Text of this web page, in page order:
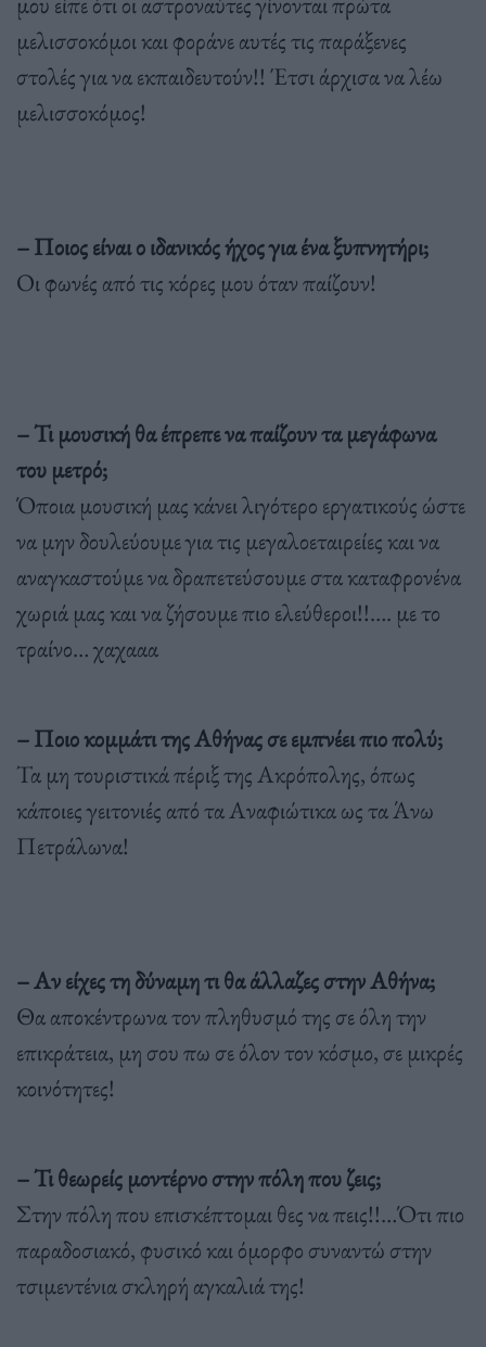
μελισσοκόμοι και φοράνε αυτές τις παράξενες
στολές για να εκπαιδευτούν!! Έτσι άρχισα να λέω
μελισσοκόμος!
– Ποιος είναι ο ιδανικός ήχος για ένα ξυπνητήρι;
Οι φωνές από τις κόρες μου όταν παίζουν!
– Τι μουσική θα έπρεπε να παίζουν τα μεγάφωνα
του μετρό;
Όποια μουσική μας κάνει λιγότερο εργατικούς ώστε
να μην δουλεύουμε για τις μεγαλοεταιρείες και να
αναγκαστούμε να δραπετεύσουμε στα καταφρονένα
χωριά μας και να ζήσουμε πιο ελεύθεροι!!…. με το
τραίνο… χαχααα
– Ποιο κομμάτι της Αθήνας σε εμπνέει πιο πολύ;
Τα μη τουριστικά πέριξ της Ακρόπολης, όπως
κάποιες γειτονιές από τα Αναφιώτικα ως τα Άνω
Πετράλωνα!
– Αν είχες τη δύναμη τι θα άλλαζες στην Αθήνα;
Θα αποκέντρωνα τον πληθυσμό της σε όλη την
επικράτεια, μη σου πω σε όλον τον κόσμο, σε μικρές
κοινότητες!
– Τι θεωρείς μοντέρνο στην πόλη που ζεις;
Στην πόλη που επισκέπτομαι θες να πεις!!…Ότι πιο
παραδοσιακό, φυσικό και όμορφο συναντώ στην
τσιμεντένια σκληρή αγκαλιά της!